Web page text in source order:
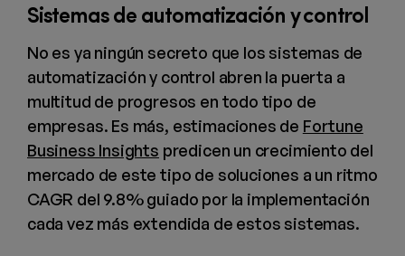
Sistemas de automatización y control
No es ya ningún secreto que los sistemas de
automatización y control abren la puerta a
multitud de progresos en todo tipo de
empresas. Es más, estimaciones de Fortune
Business Insights predicen un crecimiento del
mercado de este tipo de soluciones a un ritmo
CAGR del 9.8% guiado por la implementación
cada vez más extendida de estos sistemas.